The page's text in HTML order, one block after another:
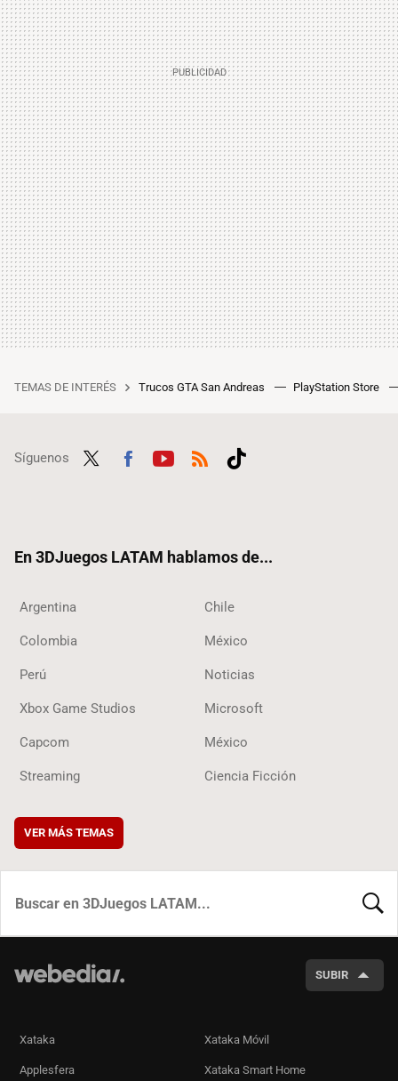
TEMAS DE INTERÉS Trucos GTA San Andreas PlayStation Store
Síguenos
En 3DJuegos LATAM hablamos de...
Argentina Chile
Colombia México
Perú Noticias
Xbox Game Studios Microsoft
Capcom México
Streaming Ciencia Ficción
VER MÁS TEMAS
SUBIR
Xataka Xataka Móvil
Applesfera Xataka Smart Home